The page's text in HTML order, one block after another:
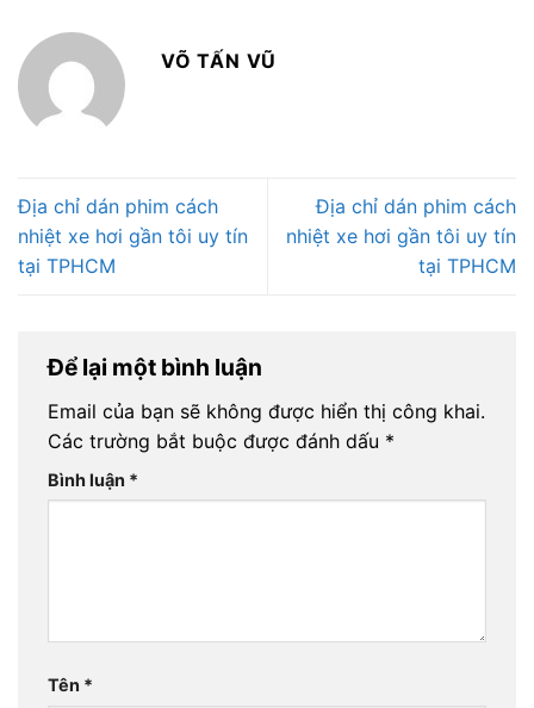
VÕ TẤN VŨ
Địa chỉ dán phim cách
nhiệt xe hơi gần tôi uy tín
tại TPHCM
Địa chỉ dán phim cách
nhiệt xe hơi gần tôi uy tín
tại TPHCM
Để lại một bình luận
Email của bạn sẽ không được hiển thị công khai.
Các trường bắt buộc được đánh dấu *
Bình luận *
Tên *